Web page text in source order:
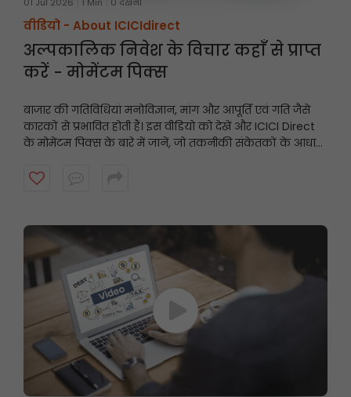
वीडियो - About ICICIdirect
अल्पकालिक निवेश के विचार कहाँ से प्राप्त
करें - मोमेंटम पिक्स
बाजार की गतिविधियां मनोविज्ञान, मांग और आपूर्ति एवं गति जैसे
कारकों से प्रभावित होती हैं। इस वीडियो को देखें और ICICI Direct
के मोमेंटम पिक्स के बारे में जानें, जो तकनीकी संकेतकों के आधार
वाले शेयरों को उजागर करते हैं।